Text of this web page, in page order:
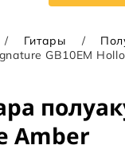
Гитары
GB10EM
Amber